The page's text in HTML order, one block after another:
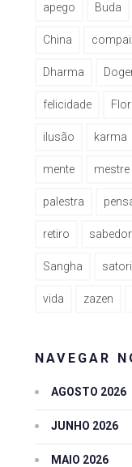
apego Buda
China
Dharma
felicidade
ilusão karma
mente mestre
palestra
retiro
Sangha satori
vida zazen
NAVEGAR
AGOSTO 2026
JUNHO 2026
MAIO 2026